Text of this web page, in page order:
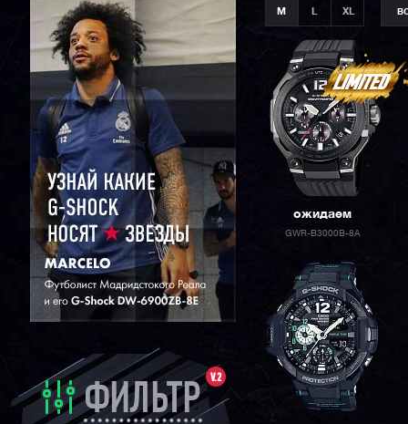
CASIO BABY-G
CASIO PRO TREK
CASIO EDIFICE
CITIZEN
SEIKO
ORIENT
V.2
ФИЛЬТР
M XL
ожидаем
GWR-B3000B-8A